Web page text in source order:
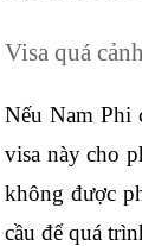
Visa quá cảnh
Nếu Nam Phi
visa này cho
không được
cầu để quá